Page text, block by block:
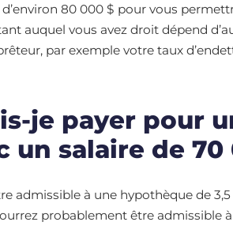
80 000 $ pour vous
auquel vous avez droit dépend
par exemple votre taux
je payer pour
un salaire de 70
admissible à une hypothèque de
probablement être admissible